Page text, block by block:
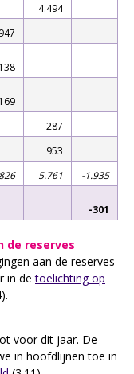
4.494
947
287
953
5.761
-1.935
-301
de reserves
aan de reserves
in detoelichting op
voor dit jaar. De
in hoofdlijnen toe in